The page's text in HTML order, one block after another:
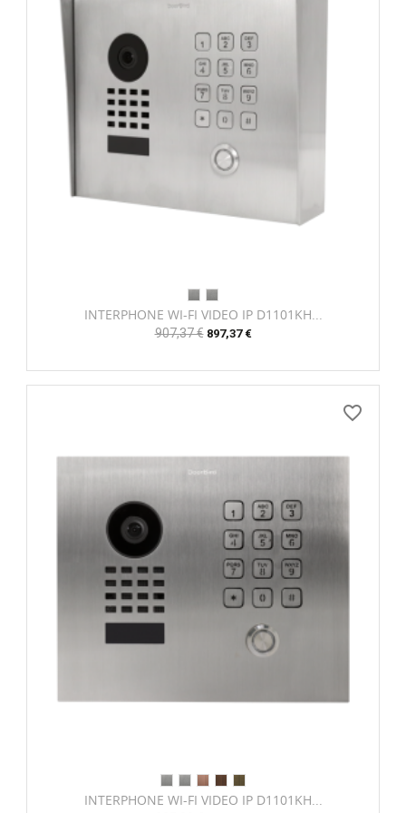
INTERPHONE WI-FI VIDEO IP D1101KH...
Prix
907,37 € Prix
897,37 €
INTERPHONE WI-FI VIDEO IP D1101KH...
favorite_border